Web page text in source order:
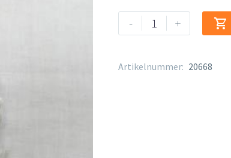
-
Spiral
Reiniger
Menge
+ 
Alternative:
Artikelnummer: 20668